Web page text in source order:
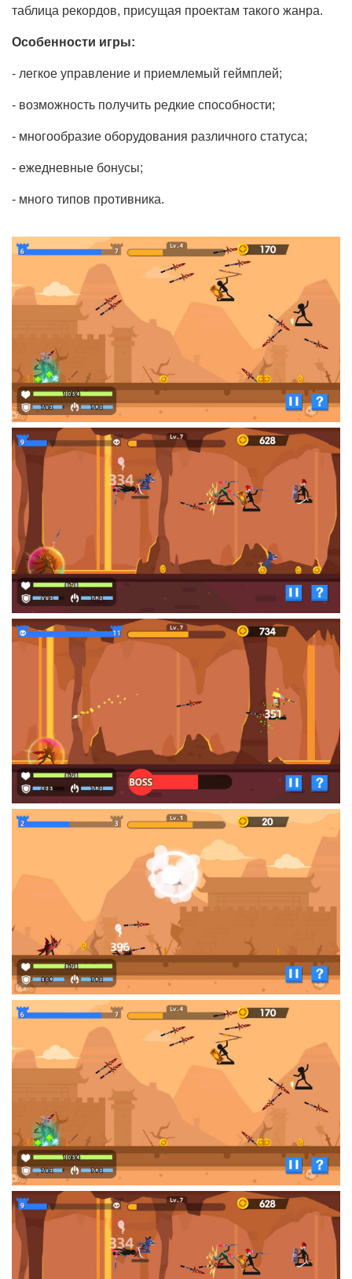
таблица рекордов, присущая проектам такого жанра.
Особенности игры:
- легкое управление и приемлемый геймплей;
- возможность получить редкие способности;
- многообразие оборудования различного статуса;
- ежедневные бонусы;
- много типов противника.